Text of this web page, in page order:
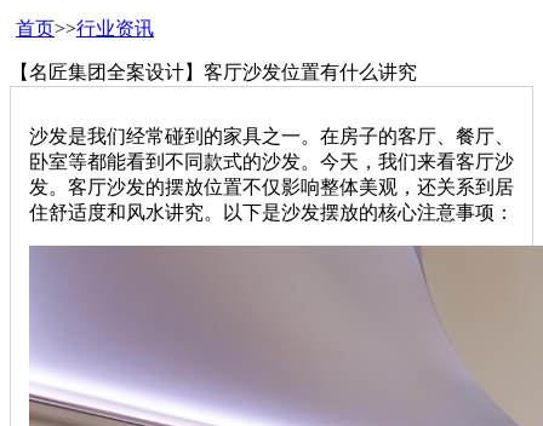
首页>>行业资讯
【名匠集团全案设计】客厅沙发位置有什么讲究
沙发是我们经常碰到的家具之一。在房子的客厅、餐厅、
卧室等都能看到不同款式的沙发。今天，我们来看客厅沙
发。客厅沙发的摆放位置不仅影响整体美观，还关系到居
住舒适度和风水讲究。以下是沙发摆放的核心注意事项：